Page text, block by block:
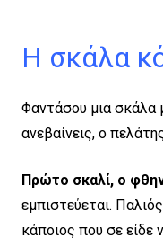
Η σκάλα
Φαντάσου μια σκάλα
ανεβαίνεις, ο
Πρώτο σκαλί, ο
εμπιστεύεται.
κάποιος που σε είδε